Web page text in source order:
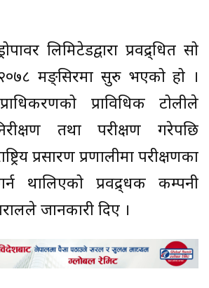
लिमिटेडद्वारा प्रवद्र्धित सो
मङ्सिरमा सुरु भएको हो ।
प्राविधिक टोलीले
तथा परीक्षण गरेपछि
प्रसारण प्रणालीमा परीक्षणका
थालिएको प्रवद्र्धक कम्पनी
जानकारी दिए ।